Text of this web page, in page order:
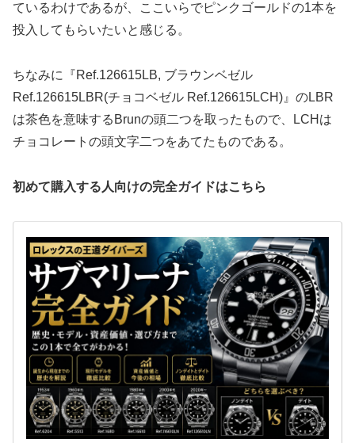
ているわけであるが、ここいらでピンクゴールドの1本を
投入してもらいたいと感じる。
ちなみに『Ref.126615LB, ブラウンベゼル
Ref.126615LBR(チョコベゼル Ref.126615LCH)』のLBR
は茶色を意味するBrunの頭二つを取ったもので、LCHは
チョコレートの頭文字二つをあてたものである。
初めて購入する人向けの完全ガイドはこちら